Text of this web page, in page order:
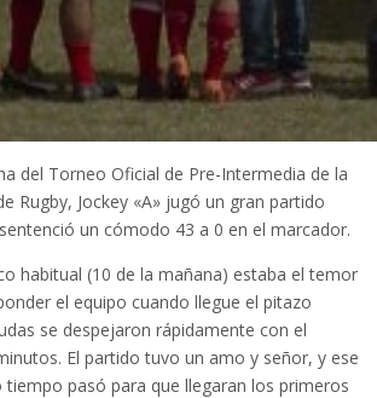
del Torneo Oficial de Pre-Intermedia de la
Rugby, Jockey «A» jugó un gran partido
un cómodo 43 a 0 en el marcador.
habitual (10 de la mañana) estaba el temor
el equipo cuando llegue el pitazo
se despejaron rápidamente con el
El partido tuvo un amo y señor, y ese
tiempo pasó para que llegaran los primeros